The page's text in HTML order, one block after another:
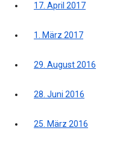
17. April 2017
1. März 2017
29. August 2016
28. Juni 2016
25. März 2016